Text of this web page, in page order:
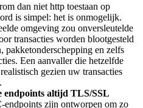
dan niet http toestaan op
is simpel: het is onmogelijk.
omgeving zou onversleutelde
transacties worden blootgesteld
pakketonderschepping en zelfs
Een aanvaller die hetzelfde
gezien uw transacties
endpoints altijd TLS/SSL
endpoints zijn ontworpen om zo